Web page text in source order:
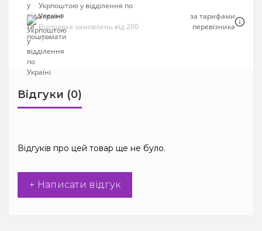
Укрпоштою у відділення по
Україні
Відправка замовлень від 200
грн
за тарифами
перевізника
Відгуки (0)
Відгуків про цей товар ще не було.
+ Написати відгук